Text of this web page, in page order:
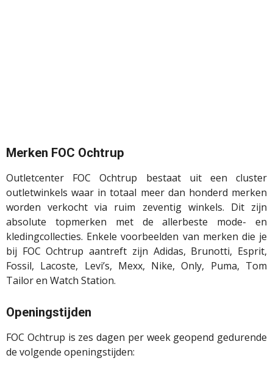
Merken FOC Ochtrup
Outletcenter FOC Ochtrup bestaat uit een cluster
outletwinkels waar in totaal meer dan honderd merken
worden verkocht via ruim zeventig winkels. Dit zijn
absolute topmerken met de allerbeste mode- en
kledingcollecties. Enkele voorbeelden van merken die je
bij FOC Ochtrup aantreft zijn Adidas, Brunotti, Esprit,
Fossil, Lacoste, Levi’s, Mexx, Nike, Only, Puma, Tom
Tailor en Watch Station.
Openingstijden
FOC Ochtrup is zes dagen per week geopend gedurende
de volgende openingstijden: